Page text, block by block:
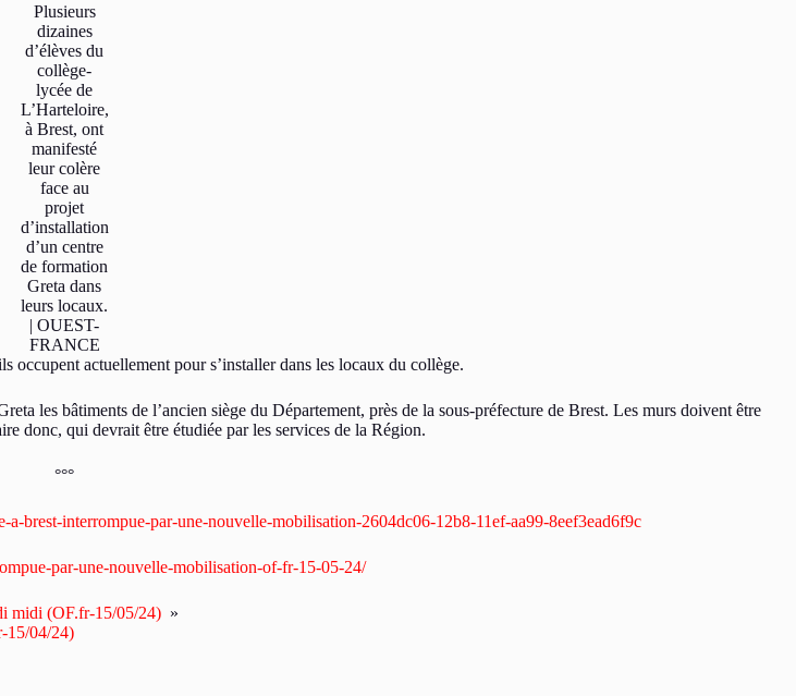
Plusieurs
dizaines
d’élèves du
collège-
lycée de
L’Harteloire,
à Brest, ont
manifesté
leur colère
face au
projet
d’installation
d’un centre
de formation
Greta dans
leurs locaux.
| OUEST-
FRANCE
occupent actuellement pour s’installer dans les locaux du collège.
les bâtiments de l’ancien siège du Département, près de la sous-préfecture de Brest. Les murs doivent être
donc, qui devrait être étudiée par les services de la Région.
°°°
brest-interrompue-par-une-nouvelle-mobilisation-2604dc06-12b8-11ef-aa99-8eef3ead6f9c
par-une-nouvelle-mobilisation-of-fr-15-05-24/
midi (OF.fr-15/05/24) »
15/04/24)